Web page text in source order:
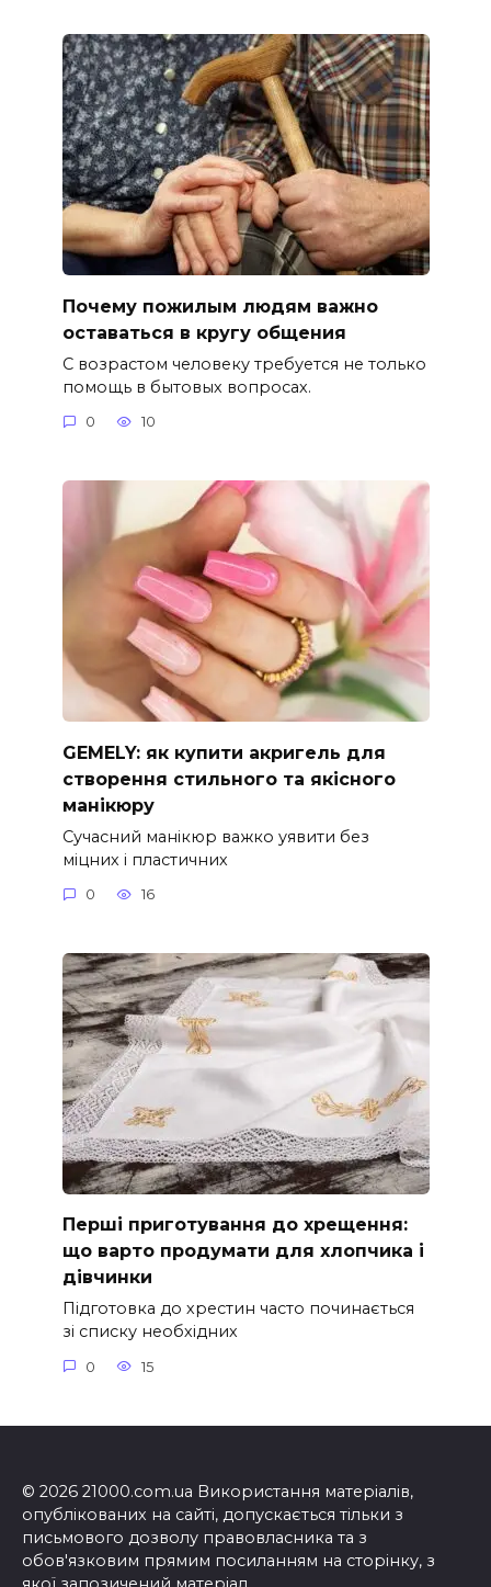
Почему пожилым людям важно
оставаться в кругу общения
С возрастом человеку требуется не только
помощь в бытовых вопросах.
0 10
GEMELY: як купити акригель для
створення стильного та якісного
манікюру
Сучасний манікюр важко уявити без
міцних і пластичних
0 16
Перші приготування до хрещення:
що варто продумати для хлопчика і
дівчинки
Підготовка до хрестин часто починається
зі списку необхідних
0 15
© 2026 21000.com.ua Використання матеріалів,
опублікованих на сайті, допускається тільки з
письмового дозволу правовласника та з
обов'язковим прямим посиланням на сторінку, з